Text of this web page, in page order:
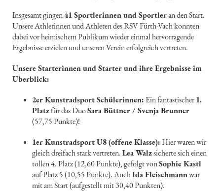
Insgesamt gingen41 Sportlerinnen und Sportleran den Start.
Unsere Athletinnen und Athleten des RSV Fürth-Vach konnten
dabei vor heimischem Publikum wieder einmal hervorragende
Ergebnisse erzielen und unseren Verein erfolgreich vertreten.
Unsere Starterinnen und Starter und ihre Ergebnisse im
Überblick:
2er Kunstradsport Schülerinnen: Ein fantastischer1.
Platzfür das DuoSara Büttner / Svenja Brunner
(57,75 Punkte)!
1er Kunstradsport U8 (offene Klasse):Hier waren wir
gleich dreifach stark vertreten.Lea Walzsicherte sich einen
tollen 4. Platz (12,60 Punkte), gefolgt vonSophie Kastl
auf Platz 5 (10,55 Punkte). AuchIda Fleischmannwar
mit am Start (aufgestellt mit 30,40 Punkten).